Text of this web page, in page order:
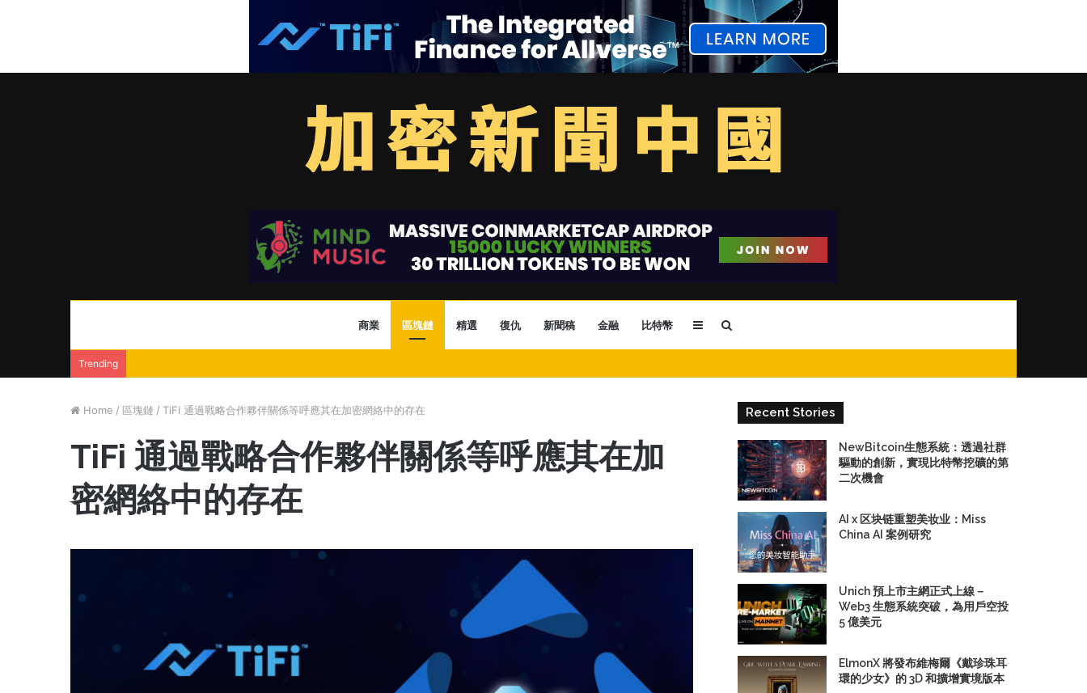
商業 區塊鏈 精選 復仇 新聞稿 金融 比特幣 Sidebar
Trending
Home / 區塊鏈 / TiFi 通過戰略合作夥伴關係等呼應其在加密網絡中的存在
TiFi 通過戰略合作夥伴關係等呼應其在加
密網絡中的存在
Recent Stories
NewBitcoin生態系統：透過社群
驅動的創新，實現比特幣挖礦的第
二次機會
AI x 区块链重塑美妆业：Miss
China AI 案例研究
Unich 預上市主網正式上線－
Web3 生態系統突破，為用戶空投
5 億美元
ElmonX 將發布維梅爾《戴珍珠耳
環的少女》的 3D 和擴增實境版本